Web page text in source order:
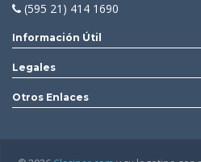
(595 21) 414 1690
Información Útil
Legales
Otros Enlaces